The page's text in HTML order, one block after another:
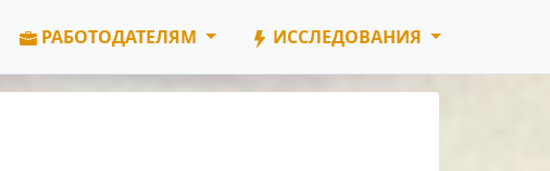
РАБОТОДАТЕЛЯМ ИССЛЕДОВАНИЯ